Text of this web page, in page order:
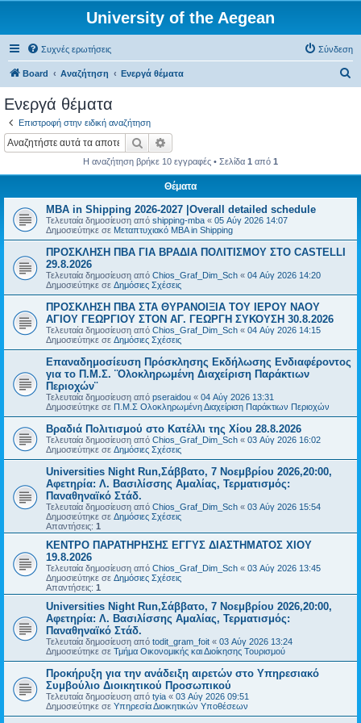
University of the Aegean
Συχνές ερωτήσεις Σύνδεση
Board Αναζήτηση Ενεργά θέματα
Ενεργά θέματα
Επιστροφή στην ειδική αναζήτηση
Αναζήτηση
Η αναζήτηση βρήκε 10 εγγραφές • Σελίδα 1 από 1
Θέματα
MBA in Shipping 2026-2027 |Overall detailed schedule
Τελευταία δημοσίευση από shipping-mba « 05 Αύγ 2026 14:07
Δημοσιεύτηκε σε Μεταπτυχιακό MBA in Shipping
ΠΡΟΣΚΛΗΣΗ ΠΒΑ ΓΙΑ ΒΡΑΔΙΑ ΠΟΛΙΤΙΣΜΟΥ ΣΤΟ CASTELLI
29.8.2026
Τελευταία δημοσίευση από Chios_Graf_Dim_Sch « 04 Αύγ 2026 14:20
Δημοσιεύτηκε σε Δημόσιες Σχέσεις
ΠΡΟΣΚΛΗΣΗ ΠΒΑ ΣΤΑ ΘΥΡΑΝΟΙΞΙΑ ΤΟΥ ΙΕΡΟΥ ΝΑΟΥ
ΑΓΙΟΥ ΓΕΩΡΓΙΟΥ ΣΤΟΝ ΑΓ. ΓΕΩΡΓΗ ΣΥΚΟΥΣΗ 30.8.2026
Τελευταία δημοσίευση από Chios_Graf_Dim_Sch « 04 Αύγ 2026 14:15
Δημοσιεύτηκε σε Δημόσιες Σχέσεις
Επαναδημοσίευση Πρόσκλησης Εκδήλωσης Ενδιαφέροντος
για το Π.Μ.Σ. ¨Ολοκληρωμένη Διαχείριση Παράκτιων
Περιοχών¨
Τελευταία δημοσίευση από pseraidou « 04 Αύγ 2026 13:31
Δημοσιεύτηκε σε Π.Μ.Σ Ολοκληρωμένη Διαχείριση Παράκτιων Περιοχών
Βραδιά Πολιτισμού στο Κατέλλι της Χίου 28.8.2026
Τελευταία δημοσίευση από Chios_Graf_Dim_Sch « 03 Αύγ 2026 16:02
Δημοσιεύτηκε σε Δημόσιες Σχέσεις
Universities Night Run,Σάββατο, 7 Νοεμβρίου 2026,20:00,
Αφετηρία: Λ. Βασιλίσσης Αμαλίας, Τερματισμός:
Παναθηναϊκό Στάδ.
Τελευταία δημοσίευση από Chios_Graf_Dim_Sch « 03 Αύγ 2026 15:54
Δημοσιεύτηκε σε Δημόσιες Σχέσεις
Απαντήσεις: 1
ΚΕΝΤΡΟ ΠΑΡΑΤΗΡΗΣΗΣ ΕΓΓΥΣ ΔΙΑΣΤΗΜΑΤΟΣ ΧΙΟΥ
19.8.2026
Τελευταία δημοσίευση από Chios_Graf_Dim_Sch « 03 Αύγ 2026 13:45
Δημοσιεύτηκε σε Δημόσιες Σχέσεις
Απαντήσεις: 1
Universities Night Run,Σάββατο, 7 Νοεμβρίου 2026,20:00,
Αφετηρία: Λ. Βασιλίσσης Αμαλίας, Τερματισμός:
Παναθηναϊκό Στάδ.
Τελευταία δημοσίευση από todit_gram_foit « 03 Αύγ 2026 13:24
Δημοσιεύτηκε σε Τμήμα Οικονομικής και Διοίκησης Τουρισμού
Προκήρυξη για την ανάδειξη αιρετών στο Υπηρεσιακό
Συμβούλιο Διοικητικού Προσωπικού
Τελευταία δημοσίευση από tyia « 03 Αύγ 2026 09:51
Δημοσιεύτηκε σε Υπηρεσία Διοικητικών Υποθέσεων